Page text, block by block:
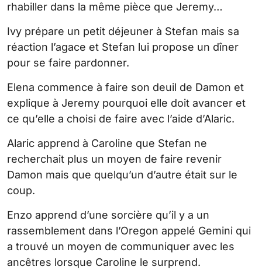
rhabiller dans la même pièce que Jeremy…
Ivy prépare un petit déjeuner à Stefan mais sa
réaction l’agace et Stefan lui propose un dîner
pour se faire pardonner.
Elena commence à faire son deuil de Damon et
explique à Jeremy pourquoi elle doit avancer et
ce qu’elle a choisi de faire avec l’aide d’Alaric.
Alaric apprend à Caroline que Stefan ne
recherchait plus un moyen de faire revenir
Damon mais que quelqu’un d’autre était sur le
coup.
Enzo apprend d’une sorcière qu’il y a un
rassemblement dans l’Oregon appelé Gemini qui
a trouvé un moyen de communiquer avec les
ancêtres lorsque Caroline le surprend.